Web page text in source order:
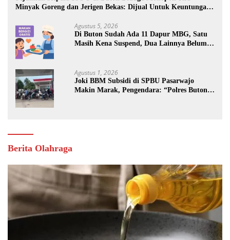
Minyak Goreng dan Jerigen Bekas: Dijual Untuk Keuntungan
Agustus 5, 2026
Di Buton Sudah Ada 11 Dapur MBG, Satu
Masih Kena Suspend, Dua Lainnya Belum
Agustus 1, 2026
Joki BBM Subsidi di SPBU Pasarwajo
Makin Marak, Pengendara: “Polres Buton
Berita Olahraga